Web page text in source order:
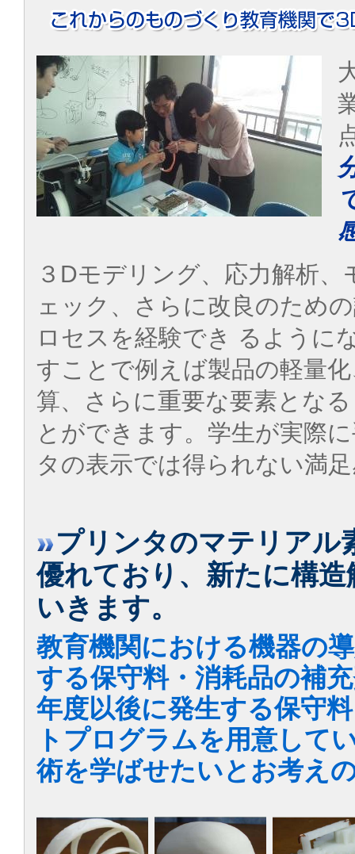
３Dモデリング、応力解析
ェック、さらに改良のため
ロセスを経験でき るように
すことで例えば製品の軽量
算、さらに重要な要素とな
とができます。学生が実際
タの表示では得られない満
プリンタのマテリアル
優れており、新たに構
いきます。
教育機関における機器の
する保守料・消耗品の補
年度以後に発生する保守
トプログラムを用意して
術を学ばせたいとお考え